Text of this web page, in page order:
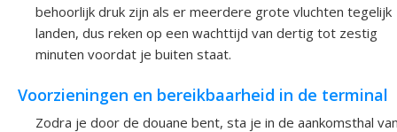
behoorlijk druk zijn als er meerdere grote vluchten tegelijk
landen, dus reken op een wachttijd van dertig tot zestig
minuten voordat je buiten staat.
Voorzieningen en bereikbaarheid in de terminal
Zodra je door de douane bent, sta je in de aankomsthal